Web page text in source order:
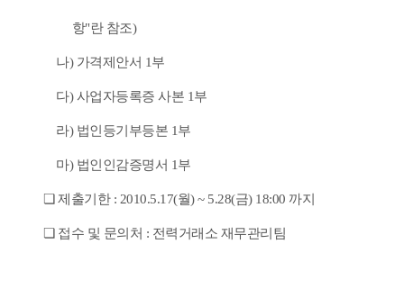
항"란 참조)
나) 가격제안서 1부
다) 사업자등록증 사본 1부
라) 법인등기부등본 1부
마) 법인인감증명서 1부
❏ 제출기한 : 2010.5.17(월) ~ 5.28(금) 18:00 까지
❏ 접수 및 문의처 : 전력거래소 재무관리팀